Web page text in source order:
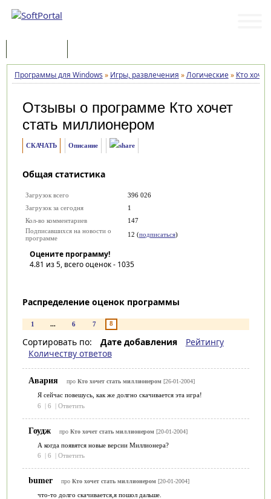
Программы для Windows » Игры, развлечения »Логические» Кто
Отзывы о программе Кто хочет
стать миллионером
СКАЧАТЬ Описание
Общая статистика
Загрузок всего
396 026
Загрузок за сегодня
1
Кол-во комментариев
147
Подписавшихся на новости о
программе
12 (подписаться)
Оцените программу!
4.81 из 5, всего оценок - 1035
Распределение оценок программы
1 ... 6 7 8
Сортировать по: Дате добавления
Рейтингу
Количеству ответов
Авария про Кто хочет стать миллионером [26-01-2004]
Я сейчас повешусь, как же долгно скачивается эта игра!
6
| 6 | Ответить
Гоудж про Кто хочет стать миллионером [20-01-2004]
А когда появятся новые версии Миллионера?
6
| 6 | Ответить
bumer про Кто хочет стать миллионером [20-01-2004]
что-то долго скачивается,я пошол дальше.